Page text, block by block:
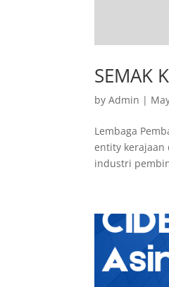
SEMAK
byAdmin |
Lembaga
entity kerajaan
industri